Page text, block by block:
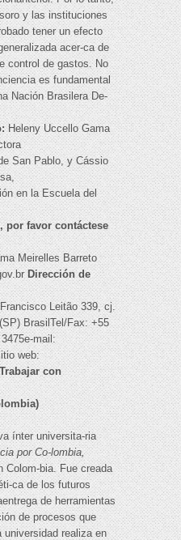
y las instituciones
tener un efecto
acer-ca de
control de gastos. No
es fundamental
Nación Brasilera De-
Heleny Uccello Gama
San Pablo, y Cássio
en la Escuela del
por favor contáctese
Meirelles Barreto
Dirección de
Leitão 339, cj.
BrasilTel/Fax: +55
mail:
web:
Trabajar con
ínter universita-ria
por Co-lombia,
Colom-bia. Fue creada
ca de los futuros
de herramientas
de procesos que
universidad realiza en